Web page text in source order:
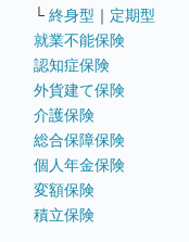
└ 終身型 ｜ 定期型
就業不能保険
認知症保険
外貨建て保険
介護保険
総合保障保険
個人年金保険
変額保険
積立保険